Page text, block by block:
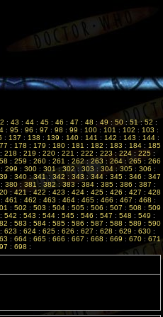
: 43 : 44 : 45 : 46 : 47 : 48 : 49 : 50 : 51 : 52 :
: 95 : 96 : 97 : 98 : 99 : 100 : 101 : 102 : 103 :
: 137 : 138 : 139 : 140: 141 : 142 : 143 : 144:
: 178 : 179 : 180 : 181 : 182 : 183 : 184 : 185
: 218 : 219 : 220 : 221 : 222 : 223 : 224 : 225 :
: 259 : 260 : 261 : 262:263 : 264 : 265 : 266
: 299 : 300: 301 :302: 303: 304: 305 : 306 :
: 340:341: 342 : 343 : 344: 345: 346 : 347
: 380: 381 : 382 : 383 : 384: 385: 386 : 387 :
: 421 : 422 : 423 : 424: 425: 426 : 427 : 428
461 : 462 : 463 : 464: 465: 466 : 467 : 468 :
: 502 : 503 : 504 : 505 : 506 : 507 : 508 : 509
: 542 : 543 : 544 : 545 : 546 : 547 : 548 : 549 :
: 583 : 584 : 585 : 586 : 587 : 588 : 589 : 590
: 623 : 624 : 625 : 626 : 627 : 628 : 629 : 630 :
: 664 : 665 : 666 : 667 : 668 : 669 : 670 : 671
: 698 :